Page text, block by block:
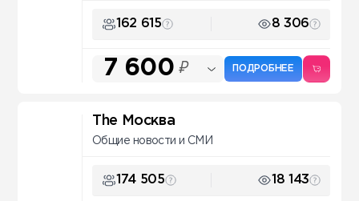
162 615 8 306
7 600 ₽ ПОДРОБНЕЕ
The Москва
Общие новости и СМИ
174 505 18 143